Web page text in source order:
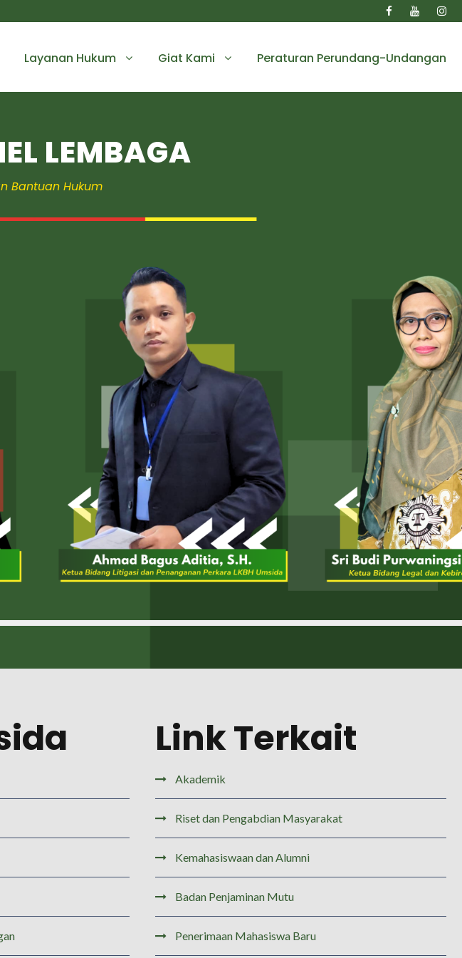
Layanan Hukum Giat Kami Peraturan Perundang-Undangan
LEMBAGA
Bantuan Hukum
Link Terkait
Akademik
Riset dan Pengabdian Masyarakat
Kemahasiswaan dan Alumni
Badan Penjaminan Mutu
Penerimaan Mahasiswa Baru